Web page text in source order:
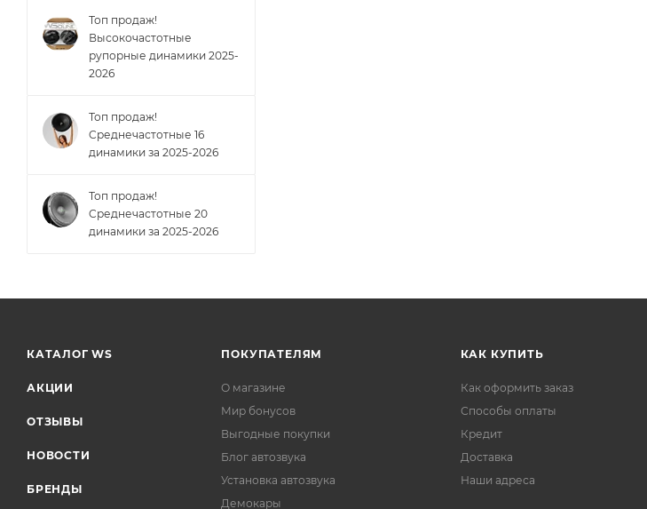
Топ продаж!
Высокочастотные
рупорные динамики 2025-
2026
Топ продаж!
Cреднечастотные 16
динамики за 2025-2026
Топ продаж!
Cреднечастотные 20
динамики за 2025-2026
КАТАЛОГ WS
АКЦИИ
ОТЗЫВЫ
НОВОСТИ
БРЕНДЫ
ПОКУПАТЕЛЯМ
О магазине
Мир бонусов
Выгодные покупки
Блог автозвука
Установка автозвука
Демокары
КАК КУПИТЬ
Как оформить заказ
Способы оплаты
Кредит
Доставка
Наши адреса